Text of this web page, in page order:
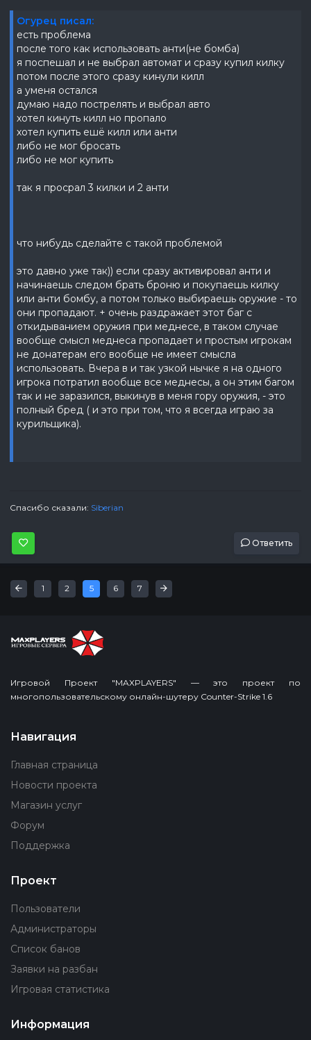
Огурец писал:
есть проблема
после того как использовать анти(не бомба)
я поспешал и не выбрал автомат и сразу купил килку
потом после этого сразу кинули килл
а уменя остался
думаю надо пострелять и выбрал авто
хотел кинуть килл но пропало
хотел купить ешё килл или анти
либо не мог бросать
либо не мог купить
так я просрал 3 килки и 2 анти
что нибудь сделайте с такой проблемой
это давно уже так)) если сразу активировал анти и
начинаешь следом брать броню и покупаешь килку
или анти бомбу, а потом только выбираешь оружие - то
они пропадают. + очень раздражает этот баг с
откидыванием оружия при меднесе, в таком случае
вообще смысл меднеса пропадает и простым игрокам
не донатерам его вообще не имеет смысла
использовать. Вчера в и так узкой нычке я на одного
игрока потратил вообще все меднесы, а он этим багом
так и не заразился, выкинув в меня гору оружия, - это
полный бред ( и это при том, что я всегда играю за
курильщика).
Спасибо сказали: Siberian
Ответить
« Первая
1 2 5 6 7 »
Игровой Проект "MAXPLAYERS" — это проект по
многопользовательскому онлайн-шутеру Counter-Strike 1.6
Навигация
Главная страница
Новости проекта
Магазин услуг
Форум
Поддержка
Проект
Пользователи
Администраторы
Список банов
Заявки на разбан
Игровая статистика
Информация